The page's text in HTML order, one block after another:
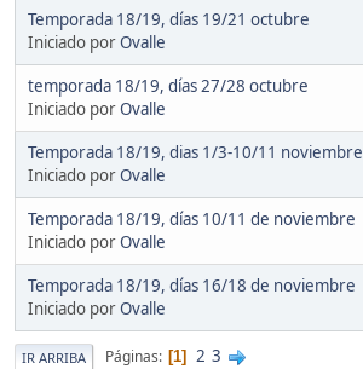
Temporada 18/19, días 19/21 octubre
Iniciado porOvalle
temporada 18/19, días 27/28 octubre
Iniciado porOvalle
Temporada 18/19, dias 1/3-10/11 noviembre
Iniciado porOvalle
Temporada 18/19, días 10/11 de noviembre
Iniciado porOvalle
Temporada 18/19, días 16/18 de noviembre
Iniciado porOvalle
IR ARRIBA Páginas 1 2 3